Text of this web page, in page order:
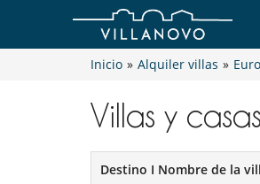
Inicio » Alquiler villas »
Villas y
Destino I Nombre de la